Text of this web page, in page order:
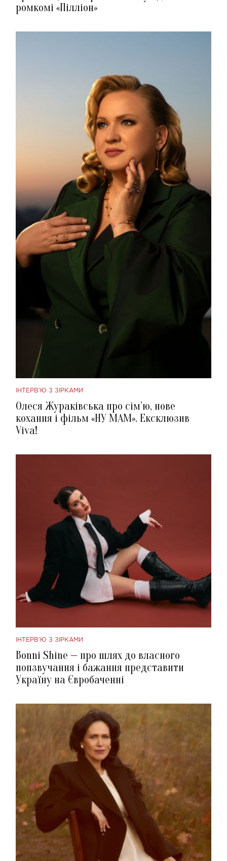
ромкомі «Пілліон»
ІНТЕРВ'Ю З ЗІРКАМИ
Олеся Жураківська про сім’ю, нове
кохання і фільм «НУ МАМ». Ексклюзив
Viva!
ІНТЕРВ'Ю З ЗІРКАМИ
Bonni Shine — про шлях до власного
попзвучання і бажання представити
Україну на Євробаченні